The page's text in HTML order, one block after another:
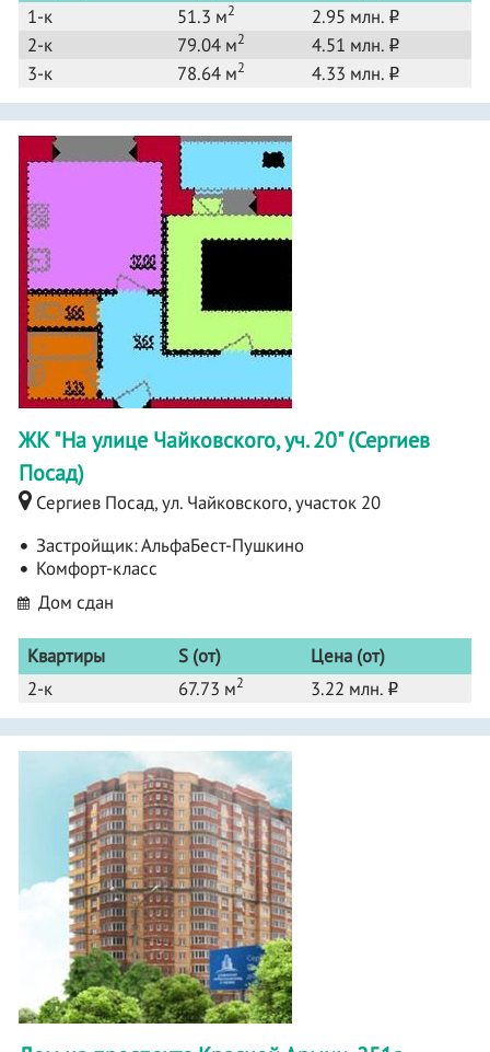
1-к
51.3 м2 2.95 млн. o
2-к 79.04 м2 4.51 млн. o
3-к 78.64 м2 4.33 млн. o
ЖК "На улице Чайковского, уч. 20" (Сергиев
Посад)
Сергиев Посад, ул. Чайковского, участок 20
Застройщик:АльфаБест-Пушкино
Комфорт-класс
Дом сдан
Квартиры S (от)
Цена (от)
2-к
67.73 м2 3.22 млн. o